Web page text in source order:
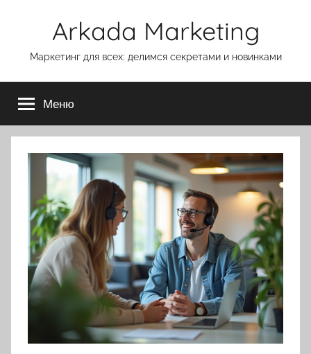
Arkada Marketing
Маркетинг для всех: делимся секретами и новинками
Меню